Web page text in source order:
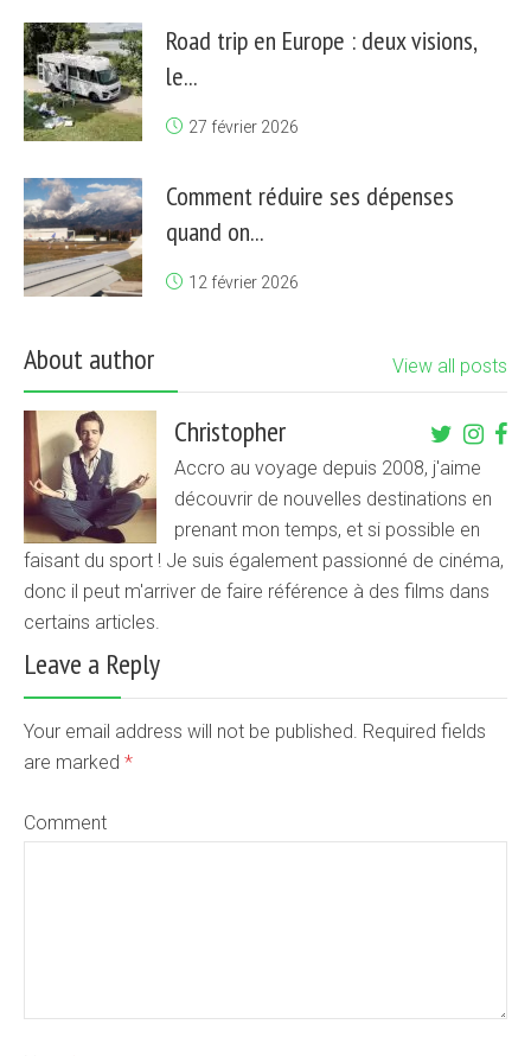
Road trip en Europe : deux visions,
le...
27 février 2026
Comment réduire ses dépenses
quand on...
12 février 2026
About author View all posts
Christopher
Accro au voyage depuis 2008, j'aime
découvrir de nouvelles destinations en
prenant mon temps, et si possible en
faisant du sport ! Je suis également passionné de cinéma,
donc il peut m'arriver de faire référence à des films dans
certains articles.
Leave a Reply
Your email address will not be published. Required fields
are marked *
Comment